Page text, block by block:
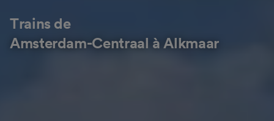
Trains de
Amsterdam-Centraal à Alkmaar